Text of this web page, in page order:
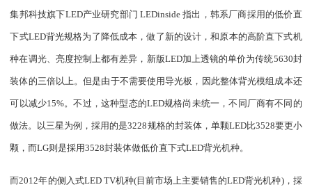
集邦科技旗下LED产业研究部门 LEDinside 指出，韩系厂商採用的低价直
下式LED背光规格为了降低成本，做了新的设计，和原本的高阶直下式机
种在调光、亮度控制上都有差异，新版LED加上透镜的单价为传统5630封
装体的三倍以上。但是由于不需要使用导光板，因此整体背光模组成本还
可以减少15%。不过，这种型态的LED规格尚未统一，不同厂商有不同的
做法。以三星为例，採用的是3228规格的封装体，单颗LED比3528要更小
颗，而LG则是採用3528封装体做低价直下式LED背光机种。
而2012年的侧入式LED TV机种(目前市场上主要销售的LED背光机种)，採